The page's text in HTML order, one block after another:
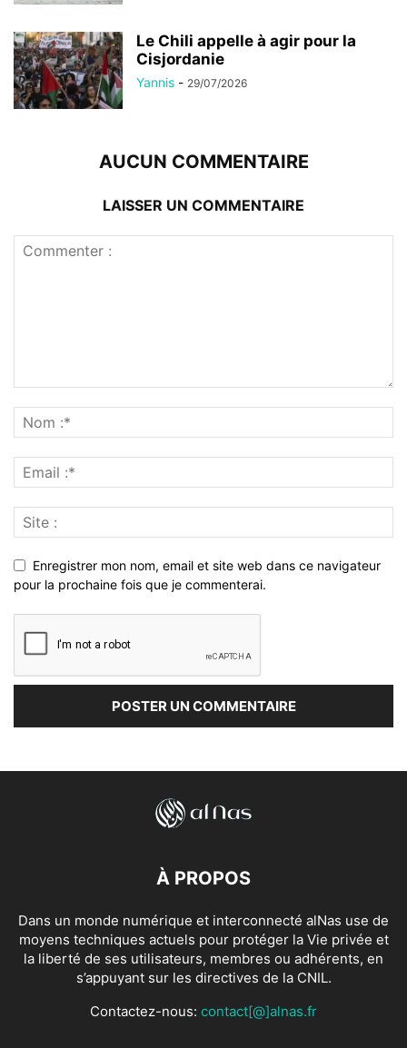
Le Chili appelle à agir pour la
Cisjordanie
Yannis - 29/07/2026
AUCUN COMMENTAIRE
LAISSER UN COMMENTAIRE
Enregistrer mon nom, email et site web dans ce navigateur
pour la prochaine fois que je commenterai.
À PROPOS
Dans un monde numérique et interconnecté alNas use de
moyens techniques actuels pour protéger la Vie privée et
la liberté de ses utilisateurs, membres ou adhérents, en
s’appuyant sur les directives de la CNIL.
Contactez-nous: contact[@]alnas.fr